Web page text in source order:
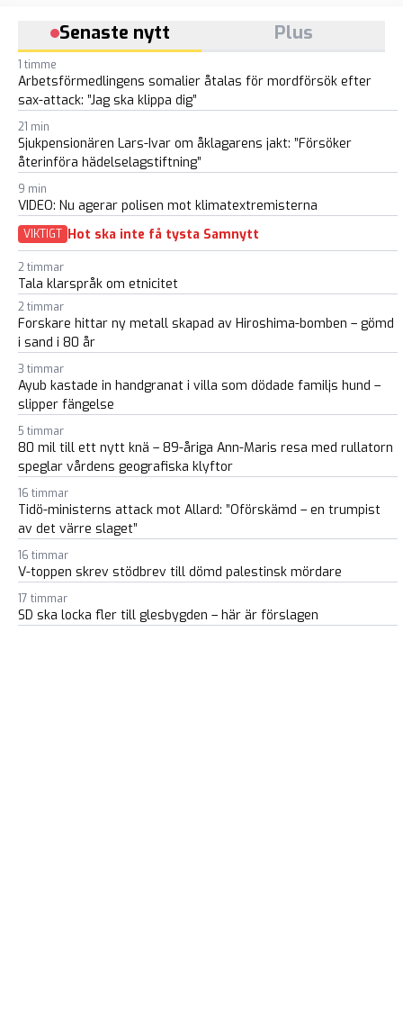
Senaste nytt Plus
1 timme
Arbetsförmedlingens somalier åtalas för mordförsök efter
sax-attack: ”Jag ska klippa dig”
21 min
Sjukpensionären Lars-Ivar om åklagarens jakt: ”Försöker
återinföra hädelselagstiftning”
9 min
VIDEO: Nu agerar polisen mot klimatextremisterna
VIKTIGT Hot ska inte få tysta Samnytt
2 timmar
Tala klarspråk om etnicitet
2 timmar
Forskare hittar ny metall skapad av Hiroshima-bomben – gömd
i sand i 80 år
3 timmar
Ayub kastade in handgranat i villa som dödade familjs hund –
slipper fängelse
5 timmar
80 mil till ett nytt knä – 89-åriga Ann-Maris resa med rullatorn
speglar vårdens geografiska klyftor
16 timmar
Tidö-ministerns attack mot Allard: ”Oförskämd – en trumpist
av det värre slaget”
16 timmar
V-toppen skrev stödbrev till dömd palestinsk mördare
17 timmar
SD ska locka fler till glesbygden – här är förslagen